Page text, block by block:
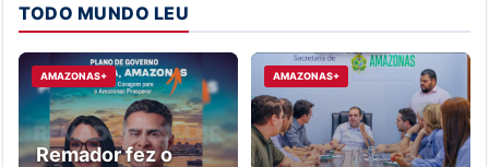
TODO MUNDO LEU
AMAZONAS+
Remador fez o
AMAZONAS+